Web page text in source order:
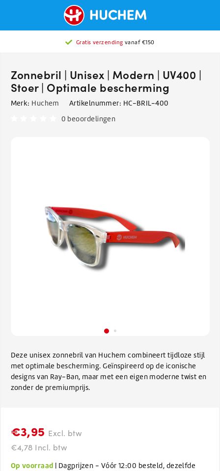
Gratis verzending vanaf €150
Zonnebril | Unisex | Modern | UV400 |
Stoer | Optimale bescherming
Merk: Huchem Artikelnummer: HC-BRIL-400
0 beoordelingen
Deze unisex zonnebril van Huchem combineert tijdloze stijl
met optimale bescherming. Geïnspireerd op de iconische
designs van Ray-Ban, maar met een eigen moderne twist en
zonder de premiumprijs.
€3,95 Excl. btw
€4,78 Incl. btw
Op voorraad | Dagprijzen - Vóór 12:00 besteld, dezelfde